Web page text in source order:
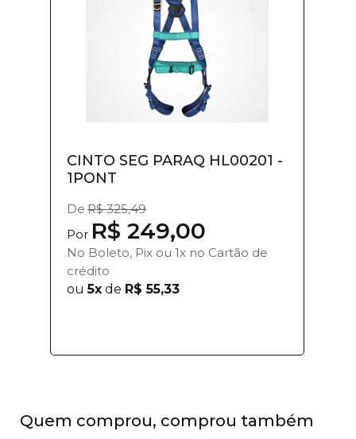
CINTO SEG PARAQ HL00201 -
1PONT
De R$ 325,49
Por R$ 249,00
No Boleto, Pix ou 1x no Cartão de
crédito
ou5x de R$ 55,33
Quem comprou, comprou também